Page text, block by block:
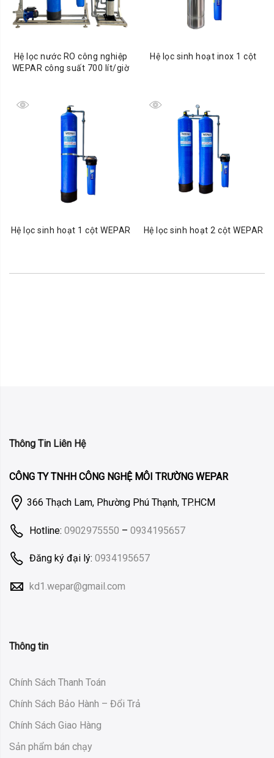
Hệ lọc nước RO công nghiệp
WEPAR công suất 700 lít/giờ
Hệ lọc sinh hoạt inox 1 cột
Hệ lọc sinh hoạt 1 cột WEPAR Hệ lọc sinh hoạt 2 cột WEPAR
Thông Tin Liên Hệ
CÔNG TY TNHH CÔNG NGHỆ MÔI TRƯỜNG WEPAR
366 Thạch Lam, Phường Phú Thạnh, TP.HCM
Hotline: 0902975550 – 0934195657
Đăng ký đại lý: 0934195657
kd1.wepar@gmail.com
Thông tin
Chính Sách Thanh Toán
Chính Sách Bảo Hành – Đổi Trả
Chính Sách Giao Hàng
Sản phẩm bán chạy